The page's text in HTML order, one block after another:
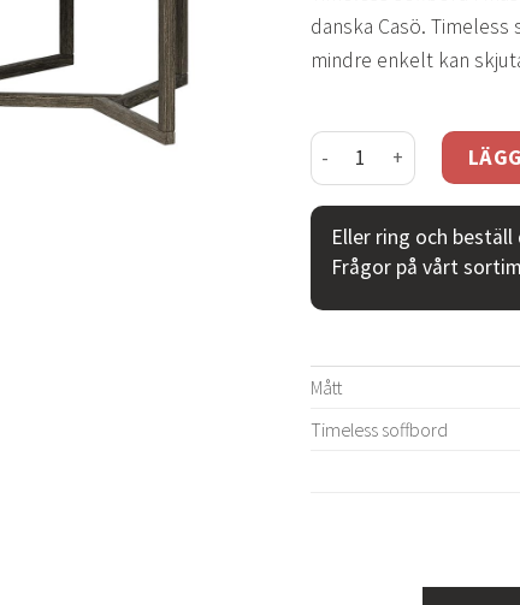
danska Casö.
mindre enkelt kan
Timeless soffbord
Eller ring och
Frågor på vårt
Mått
Timeless soffbord